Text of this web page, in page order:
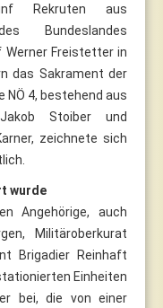
Rekruten aus
Bundeslandes
Werner Freistetter in
das Sakrament der
NÖ 4, bestehend aus
Stoiber und
zeichnete sich
wurde
Angehörige, auch
Militäroberkurat
Brigadier Reinhaft
Einheiten
bei, die von einer